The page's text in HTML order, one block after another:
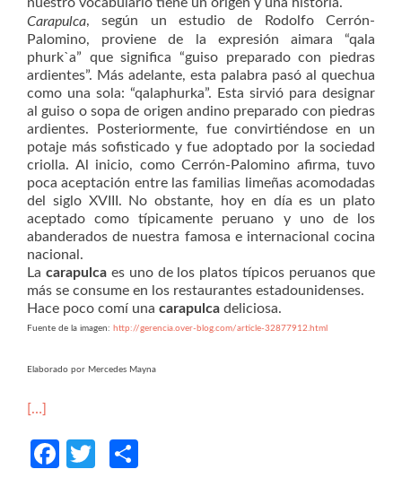
Carapulca, según un estudio de Rodolfo Cerrón-
Palomino, proviene de la expresión aimara “qala
phurk`a” que significa “guiso preparado con piedras
ardientes”. Más adelante, esta palabra pasó al quechua
como una sola: “qalaphurka”. Esta sirvió para designar
al guiso o sopa de origen andino preparado con piedras
ardientes. Posteriormente, fue convirtiéndose en un
potaje más sofisticado y fue adoptado por la sociedad
criolla. Al inicio, como Cerrón-Palomino afirma, tuvo
poca aceptación entre las familias limeñas acomodadas
del siglo XVIII. No obstante, hoy en día es un plato
aceptado como típicamente peruano y uno de los
abanderados de nuestra famosa e internacional cocina
nacional.
La carapulcaes uno de los platos típicos peruanos que
más se consume en los restaurantes estadounidenses.
Hace poco comí una carapulca deliciosa.
Fuente de la imagen: http://gerencia.over-blog.com/article-32877912.html
Elaborado por Mercedes Mayna
[…]
Facebook
Twitter